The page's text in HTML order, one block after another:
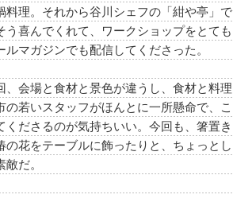
理。それから谷川シェフの「紺や亭」で
喜んでくれて、ワークショップをとても
マガジンでも配信してくださった。
会場と食材と景色が違うし、食材と料理
若いスタッフがほんとに一所懸命で、こ
ださるのが気持ちいい。今回も、箸置き
花をテーブルに飾ったりと、ちょっとし
だ。